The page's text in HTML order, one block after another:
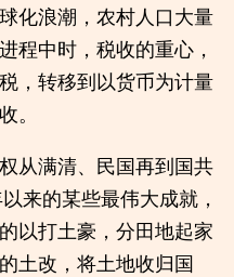
化浪潮，农村人口大量
程中时，税收的重心，
，转移到以货币为计量
。
从满清、民国再到国共
来的某些最伟大成就，
以打土豪，分田地起家
土改，将土地收归国